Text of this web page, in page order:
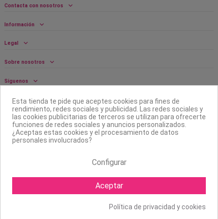
Contacta con nosotros
Información
Legal
Sobre nosotros
Síguenos
Boletín
Esta tienda te pide que aceptes cookies para fines de
rendimiento, redes sociales y publicidad. Las redes sociales y
las cookies publicitarias de terceros se utilizan para ofrecerte
funciones de redes sociales y anuncios personalizados.
¿Aceptas estas cookies y el procesamiento de datos
personales involucrados?
Configurar
Aceptar
Política de privacidad y cookies